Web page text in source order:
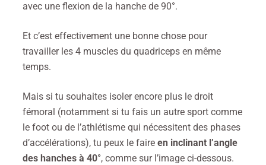
avec une flexion de la hanche de 90°.
Et c’est effectivement une bonne chose pour
travailler les 4 muscles du quadriceps en même
temps.
Mais si tu souhaites isoler encore plus le droit
fémoral (notamment si tu fais un autre sport comme
le foot ou de l’athlétisme qui nécessitent des phases
d’accélérations), tu peux le faire en inclinant l’angle
des hanches à 40°, comme sur l’image ci-dessous.